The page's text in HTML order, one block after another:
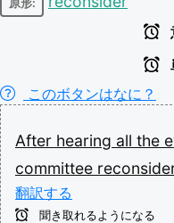
原形:
このボタンはなに？
After hearing all the
committee
翻訳する
聞き取れるようになる